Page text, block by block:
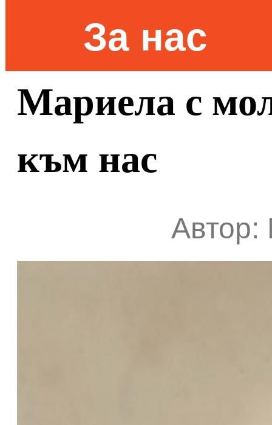
За нас
Мариела с
към нас
Автор: